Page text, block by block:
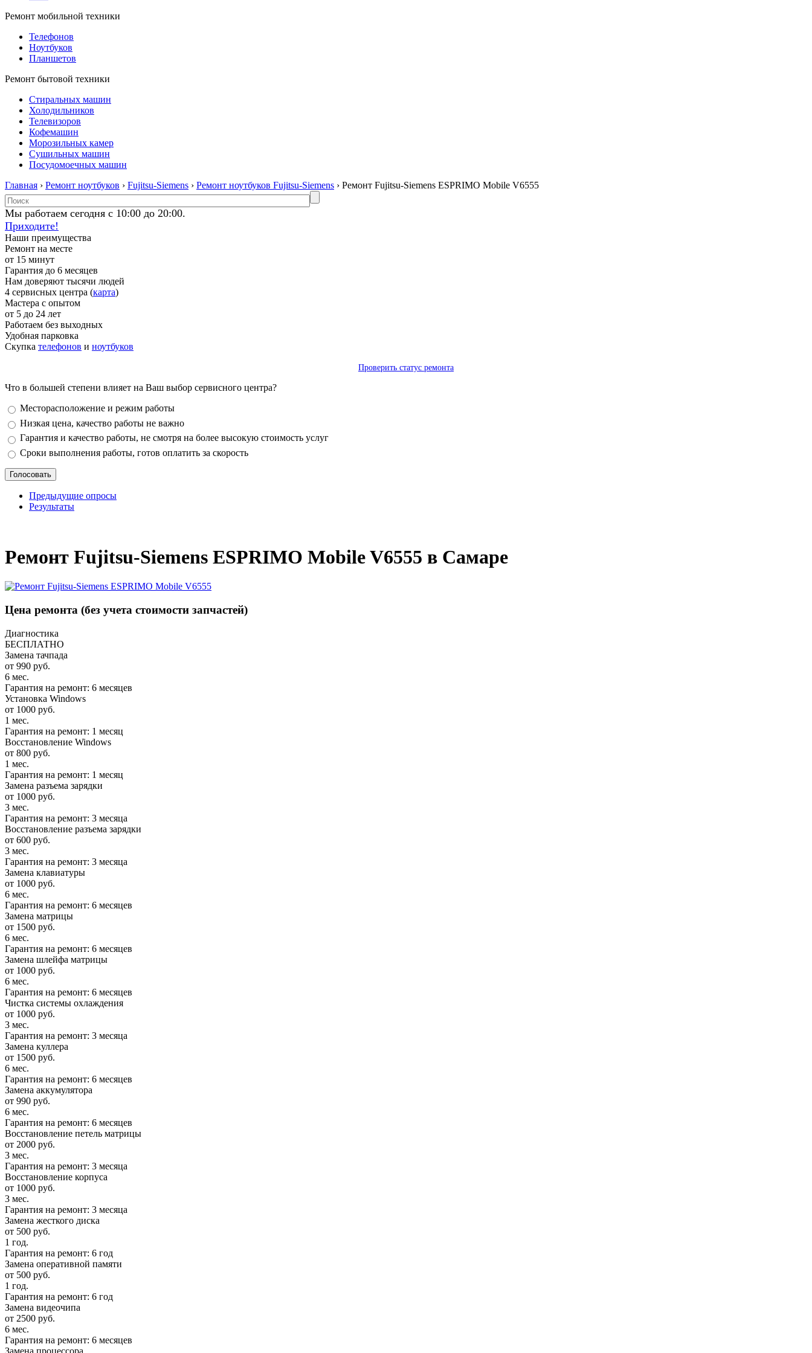
Ремонт мобильной техники
Телефонов
Ноутбуков
Планшетов
Ремонт бытовой техники
Стиральных машин
Холодильников
Телевизоров
Кофемашин
Морозильных камер
Сушильных машин
Посудомоечных машин
Главная › Ремонт ноутбуков › Fujitsu-Siemens › Ремонт ноутбуков Fujitsu-Siemens › Ремонт Fujitsu-Siemens ESPRIMO Mobile V6555
Мы работаем сегодня с 10:00 до 20:00.
Приходите!
Наши преимущества
Ремонт на месте
от 15 минут
Гарантия до 6 месяцев
Нам доверяют тысячи людей
4 сервисных центра (карта)
Мастера с опытом
от 5 до 24 лет
Работаем без выходных
Удобная парковка
Скупка телефонов и ноутбуков
Проверить статус ремонта
Что в большей степени влияет на Ваш выбор сервисного центра?
Варианты
Месторасположение и режим работы
Низкая цена, качество работы не важно
Гарантия и качество работы, не смотря на более высокую стоимость услуг
Сроки выполнения работы, готов оплатить за скорость
Предыдущие опросы
Результаты
Ремонт Fujitsu-Siemens ESPRIMO Mobile V6555 в Самаре
Цена ремонта (без учета стоимости запчастей)
Диагностика
БЕСПЛАТНО
Замена тачпада
от 990 руб.
6 мес.
Гарантия на ремонт: 6 месяцев
Установка Windows
от 1000 руб.
1 мес.
Гарантия на ремонт: 1 месяц
Восстановление Windows
от 800 руб.
1 мес.
Гарантия на ремонт: 1 месяц
Замена разъема зарядки
от 1000 руб.
3 мес.
Гарантия на ремонт: 3 месяца
Восстановление разъема зарядки
от 600 руб.
3 мес.
Гарантия на ремонт: 3 месяца
Замена клавиатуры
от 1000 руб.
6 мес.
Гарантия на ремонт: 6 месяцев
Замена матрицы
от 1500 руб.
6 мес.
Гарантия на ремонт: 6 месяцев
Замена шлейфа матрицы
от 1000 руб.
6 мес.
Гарантия на ремонт: 6 месяцев
Чистка системы охлаждения
от 1000 руб.
3 мес.
Гарантия на ремонт: 3 месяца
Замена куллера
от 1500 руб.
6 мес.
Гарантия на ремонт: 6 месяцев
Замена аккумулятора
от 990 руб.
6 мес.
Гарантия на ремонт: 6 месяцев
Восстановление петель матрицы
от 2000 руб.
3 мес.
Гарантия на ремонт: 3 месяца
Восстановление корпуса
от 1000 руб.
3 мес.
Гарантия на ремонт: 3 месяца
Замена жесткого диска
от 500 руб.
1 год.
Гарантия на ремонт: 6 год
Замена оперативной памяти
от 500 руб.
1 год.
Гарантия на ремонт: 6 год
Замена видеочипа
от 2500 руб.
6 мес.
Гарантия на ремонт: 6 месяцев
Замена процессора